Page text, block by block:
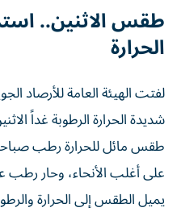
طقس الاثنين..
الحرارة
لفتت الهيئة العامة للأرصاد
طقس مائل للحرارة رطب
على أغلب الأنحاء، وحار رطب
يميل الطقس إلى الحرارة